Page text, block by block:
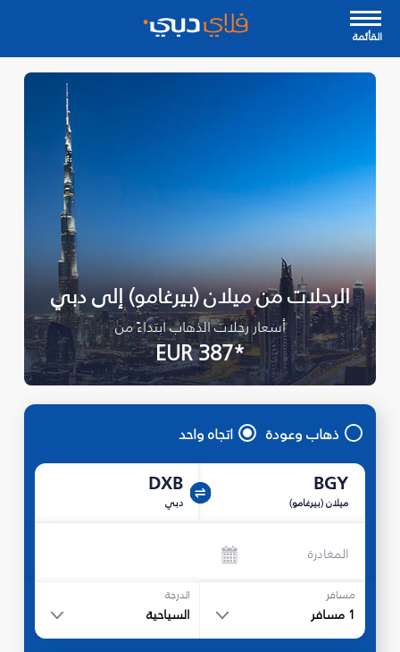
القأئمة
الرحلات من ميلان (بيرغامو) إلى دبي
أسعار رحلات الذهاب ابتداءً من
*EUR 387
ذهاب وعودة اتجاه واحد
BGY
ميلان (بيرغامو)
DXB
دبي
المغادرة
مسافر
1 مسافر
الدرجة
السياحية